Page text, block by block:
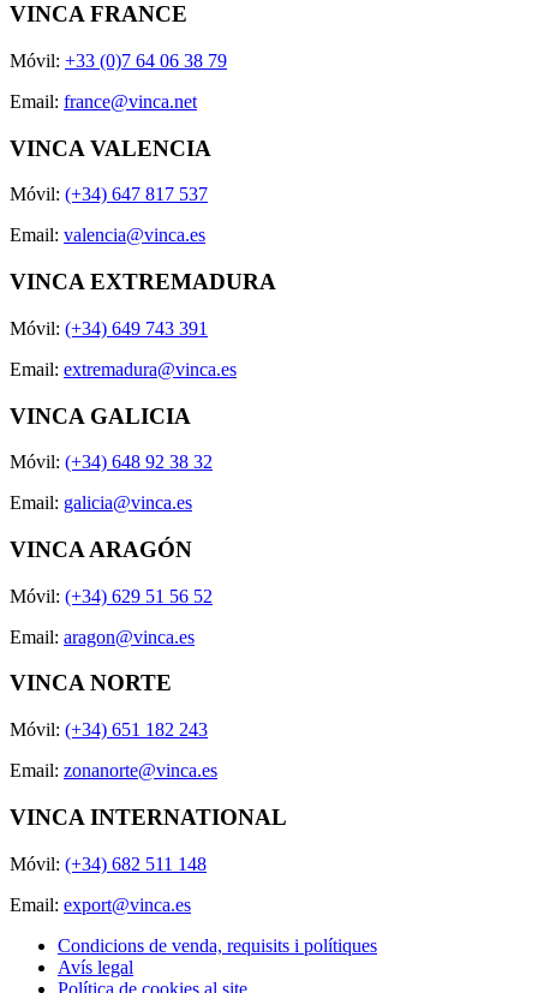
VINCA FRANCE
Móvil: +33 (0)7 64 06 38 79
Email: france@vinca.net
VINCA VALENCIA
Móvil: (+34) 647 817 537
Email: valencia@vinca.es
VINCA EXTREMADURA
Móvil: (+34) 649 743 391
Email: extremadura@vinca.es
VINCA GALICIA
Móvil: (+34) 648 92 38 32
Email: galicia@vinca.es
VINCA ARAGÓN
Móvil: (+34) 629 51 56 52
Email: aragon@vinca.es
VINCA NORTE
Móvil: (+34) 651 182 243
Email: zonanorte@vinca.es
VINCA INTERNATIONAL
Móvil: (+34) 682 511 148
Email: export@vinca.es
Condicions de venda, requisits i polítiques
Avís legal
Política de cookies al site